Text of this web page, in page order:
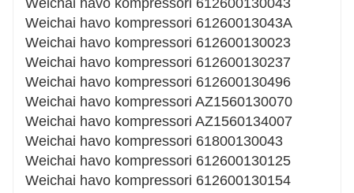
Weichai havo kompressori 612600130043
Weichai havo kompressori 61260013043A
Weichai havo kompressori 612600130023
Weichai havo kompressori 612600130237
Weichai havo kompressori 612600130496
Weichai havo kompressori AZ1560130070
Weichai havo kompressori AZ1560134007
Weichai havo kompressori 61800130043
Weichai havo kompressori 612600130125
Weichai havo kompressori 612600130154